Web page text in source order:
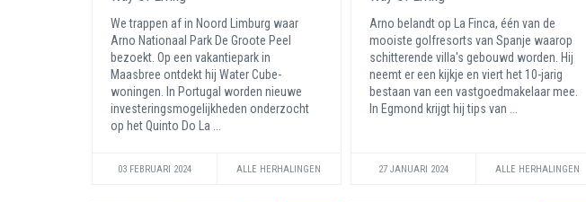
We trappen af in Noord Limburg waar
Arno Nationaal Park De Groote Peel
bezoekt. Op een vakantiepark in
Maasbree ontdekt hij Water Cube-
woningen. In Portugal worden nieuwe
investeringsmogelijkheden onderzocht
op het Quinto Do La ...
03 FEBRUARI 2024 ALLE HERHALINGEN
Arno belandt op La Finca, één van de
mooiste golfresorts van Spanje waarop
schitterende villa's gebouwd worden. Hij
neemt er een kijkje en viert het 10-jarig
bestaan van een vastgoedmakelaar mee.
In Egmond krijgt hij tips van ...
27 JANUARI 2024 ALLE HERHALINGEN